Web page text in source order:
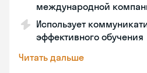
международной
Использует
эффективного обучения
Читать дальше